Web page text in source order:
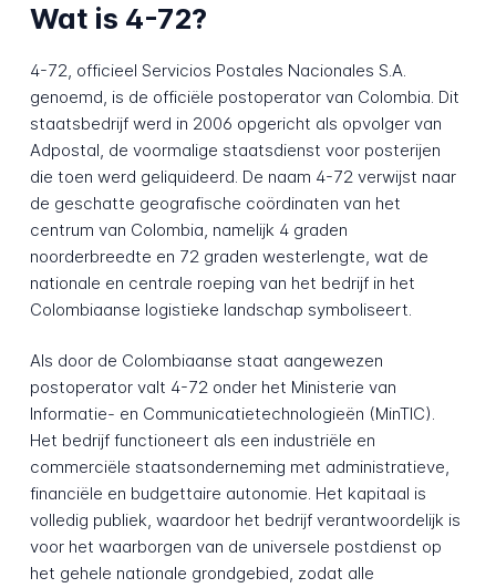
Wat is 4-72?
4-72, officieel Servicios Postales Nacionales S.A.
genoemd, is de officiële postoperator van Colombia. Dit
staatsbedrijf werd in 2006 opgericht als opvolger van
Adpostal, de voormalige staatsdienst voor posterijen
die toen werd geliquideerd. De naam 4-72 verwijst naar
de geschatte geografische coördinaten van het
centrum van Colombia, namelijk 4 graden
noorderbreedte en 72 graden westerlengte, wat de
nationale en centrale roeping van het bedrijf in het
Colombiaanse logistieke landschap symboliseert.
Als door de Colombiaanse staat aangewezen
postoperator valt 4-72 onder het Ministerie van
Informatie- en Communicatietechnologieën (MinTIC).
Het bedrijf functioneert als een industriële en
commerciële staatsonderneming met administratieve,
financiële en budgettaire autonomie. Het kapitaal is
volledig publiek, waardoor het bedrijf verantwoordelijk is
voor het waarborgen van de universele postdienst op
het gehele nationale grondgebied, zodat alle